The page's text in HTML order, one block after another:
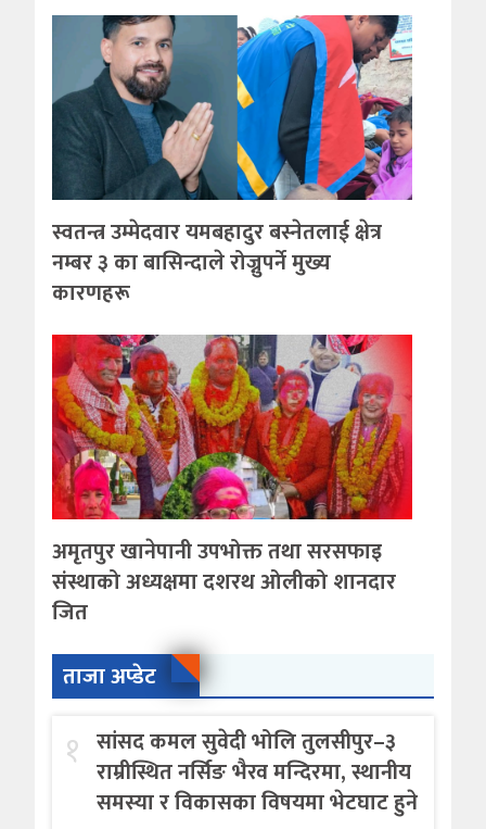
स्वतन्त्र उम्मेदवार यमबहादुर बस्नेतलाई क्षेत्र
नम्बर ३ का बासिन्दाले रोज्नुपर्ने मुख्य
कारणहरू
अमृतपुर खानेपानी उपभोक्त तथा सरसफाइ
संस्थाको अध्यक्षमा दशरथ ओलीको शानदार
जित
ताजा अप्डेट
१ सांसद कमल सुवेदी भोलि तुलसीपुर–३
राम्रीस्थित नर्सिङ भैरव मन्दिरमा, स्थानीय
समस्या र विकासका विषयमा भेटघाट हुने